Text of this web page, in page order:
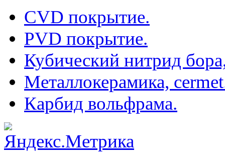
CVD покрытие.
PVD покрытие.
Кубический нитрид
Металлокерамика,
Карбид вольфрама.